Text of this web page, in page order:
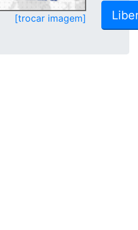
[trocar imagem]